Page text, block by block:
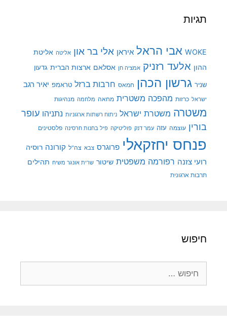
תגיות
WOKE אבי הראל איראן אלי בר און אליטה אליטת
ההון אלעד רזניק אמציה חן אסלאם ארצות הברית גדעון
שניר גרשון הכהן חמאס חרבות ברזל טראמפ יאיר רגב
ישראל כרזות מהפכה משטרית מחאה מלחמה מנהיגות
משטרה משטרת ישראל ניתוח רשתות ארגוניות נתניהו עופר
בורין עוצמה עזה עמר דנק פוליטיקה פיל בחנות חרסינה פלסטינים
פנחס יחזקאלי פרוגרס צבא צה"ל קורונה רוסיה
רועי צזנה רפורמה משפטית שיטור שרית אונגר משיח תהילים
תרבות ארגונית
חיפוש